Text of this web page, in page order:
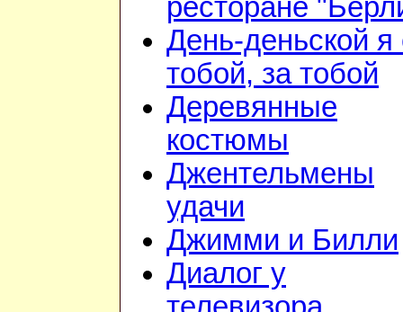
ресторане
День-деньской я
тобой, за тобой
Деревянные
костюмы
Джентельмены
удачи
Джимми и Билли
Диалог у